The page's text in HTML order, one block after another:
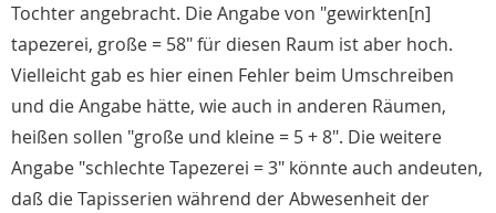
Tochter angebracht. Die Angabe von "gewirkten[n]
tapezerei, große = 58" für diesen Raum ist aber hoch.
Vielleicht gab es hier einen Fehler beim Umschreiben
und die Angabe hätte, wie auch in anderen Räumen,
heißen sollen "große und kleine = 5 + 8". Die weitere
Angabe "schlechte Tapezerei = 3" könnte auch andeuten,
daß die Tapisserien während der Abwesenheit der